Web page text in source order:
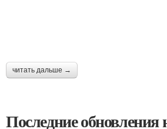
читать дальше →
Последние обновления